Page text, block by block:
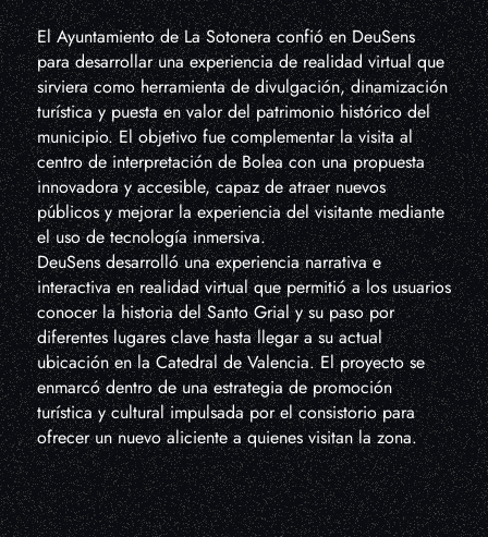
El Ayuntamiento de La Sotonera confió en DeuSens
para desarrollar una experiencia de realidad virtual que
sirviera como herramienta de divulgación, dinamización
turística y puesta en valor del patrimonio histórico del
municipio. El objetivo fue complementar la visita al
centro de interpretación de Bolea con una propuesta
innovadora y accesible, capaz de atraer nuevos
públicos y mejorar la experiencia del visitante mediante
el uso de tecnología inmersiva.
DeuSens desarrolló una experiencia narrativa e
interactiva en realidad virtual que permitió a los usuarios
conocer la historia del Santo Grial y su paso por
diferentes lugares clave hasta llegar a su actual
ubicación en la Catedral de Valencia. El proyecto se
enmarcó dentro de una estrategia de promoción
turística y cultural impulsada por el consistorio para
ofrecer un nuevo aliciente a quienes visitan la zona.